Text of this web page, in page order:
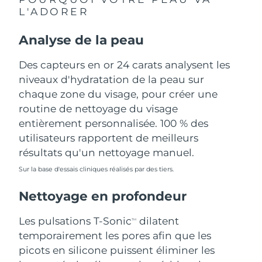
L'ADORER
Analyse de la peau
Des capteurs en or 24 carats analysent les
niveaux d'hydratation de la peau sur
chaque zone du visage, pour créer une
routine de nettoyage du visage
entièrement personnalisée. 100 % des
utilisateurs rapportent de meilleurs
résultats qu'un nettoyage manuel.
Sur la base d'essais cliniques réalisés par des tiers.
Nettoyage en profondeur
Les pulsations T-SonicTM
dilatent
temporairement les pores afin que les
picots en silicone puissent éliminer les
Portugal Livraison estimée
Porto Rico Livraison estimée
Qatar Livraison estimée
La Réunion
Roumanie
Russie Livraison estimée
Arabie saoudite Livraison estimée